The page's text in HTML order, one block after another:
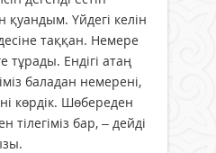
қуандым. Үйдегі келін
таққан. Немере
тұрады. Ендігі атаң
баладан немерені,
көрдік. Шөбереден
тілегіміз бар, – дейді